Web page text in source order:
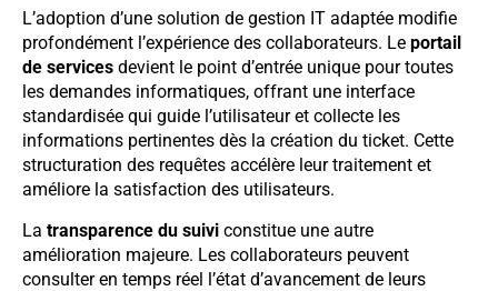
L’adoption d’une solution de gestion IT adaptée modifie
profondément l’expérience des collaborateurs. Le portail
de services devient le point d’entrée unique pour toutes
les demandes informatiques, offrant une interface
standardisée qui guide l’utilisateur et collecte les
informations pertinentes dès la création du ticket. Cette
structuration des requêtes accélère leur traitement et
améliore la satisfaction des utilisateurs.
La transparence du suivi constitue une autre
amélioration majeure. Les collaborateurs peuvent
consulter en temps réel l’état d’avancement de leurs